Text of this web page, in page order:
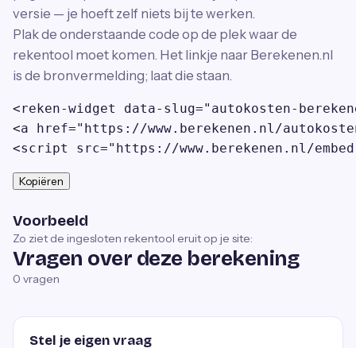
versie — je hoeft zelf niets bij te werken.
Plak de onderstaande code op de plek waar de
rekentool moet komen. Het linkje naar Berekenen.nl
is de bronvermelding; laat die staan.
<reken-widget data-slug="autokosten-
<a href="https://www.berekenen.nl/
<script src="https://www.berekenen.nl/
Kopiëren
Voorbeeld
Zo ziet de ingesloten rekentool eruit op je site:
Vragen over deze berekening
0 vragen
Stel je eigen vraag